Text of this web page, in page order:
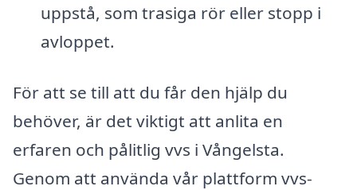
uppstå, som trasiga rör eller stopp i
avloppet.
För att se till att du får den hjälp du
behöver, är det viktigt att anlita en
erfaren och pålitlig vvs i Vångelsta.
Genom att använda vår plattform vvs-